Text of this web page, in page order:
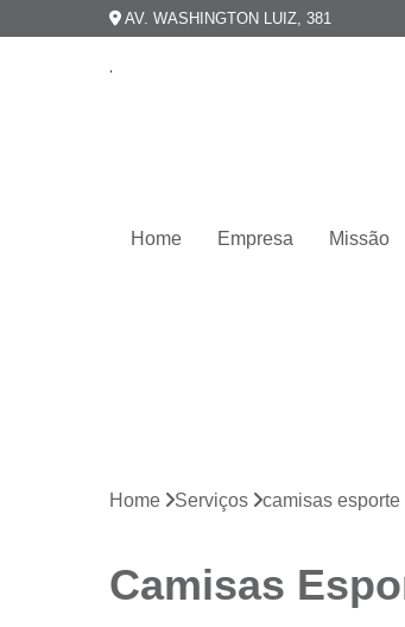
AV. WASHINGTON LUIZ, 381
Home Empresa Missão
Home Serviços camisas esporte
Camisas